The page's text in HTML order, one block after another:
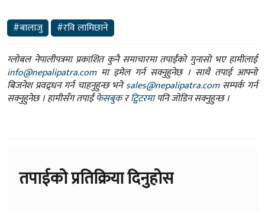
#बालाजु
#रवि लामिछाने
ग्लोबल नेपालीपत्रमा प्रकाशित कुनै समाचारमा तपाईंको गुनासो भए हामीलाई
info@nepalipatra.comमा इमेल गर्न सक्नुहुनेछ । साथै तपाई आफ्नो
बिजनेश प्रवद्र्धन गर्न चाहनुहुन्छ भनेsales@nepalipatra.comसम्पर्क गर्न
सक्नुहुनेछ । हामीसँग तपाईंफेसबुकरट्विटरमापनि जोडिन सक्नुहुन्छ ।
तपाईको प्रतिक्रिया दिनुहोस